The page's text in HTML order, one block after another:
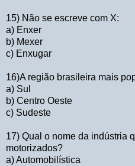
15) Não se escreve com X:
a) Enxer
b) Mexer
c) Enxugar
16)A região brasileira mais
a) Sul
b) Centro Oeste
c) Sudeste
17) Qual o nome da indústria
motorizados?
a) Automobilística